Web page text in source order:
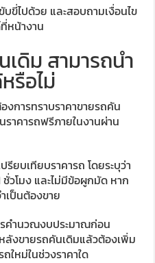
ขี่ไปด้วย และสอบถามเงื่อนไข
หน้างาน
ดิม สามารถนำ
รือไม่
การทราบราคาขายรถคัน
ราคารถฟรีภายในงานผ่าน
รียบเทียบราคารถ โดยระบุว่า
วโมง และไม่มีข้อผูกมัด หาก
เป็นต้องขาย
คำนวณงบประมาณก่อน
ลังขายรถคันเดิมแล้วต้องเพิ่ม
ใหม่ในช่วงราคาใด